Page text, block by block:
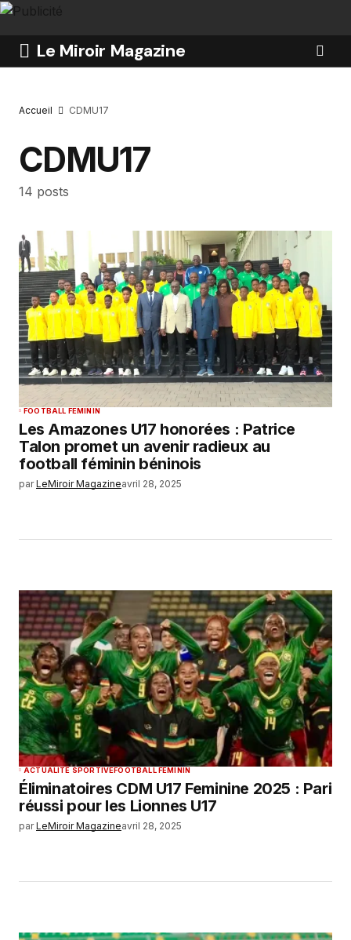
Le Miroir Magazine
Accueil CDMU17
CDMU17
14 posts
FOOTBALL FEMININ
Les Amazones U17 honorées : Patrice
Talon promet un avenir radieux au
football féminin béninois
par LeMiroir Magazineavril 28, 2025
ACTUALITÉ SPORTIVEFOOTBALL FEMININ
Éliminatoires CDM U17 Feminine 2025 : Pari
réussi pour les Lionnes U17
par LeMiroir Magazineavril 28, 2025